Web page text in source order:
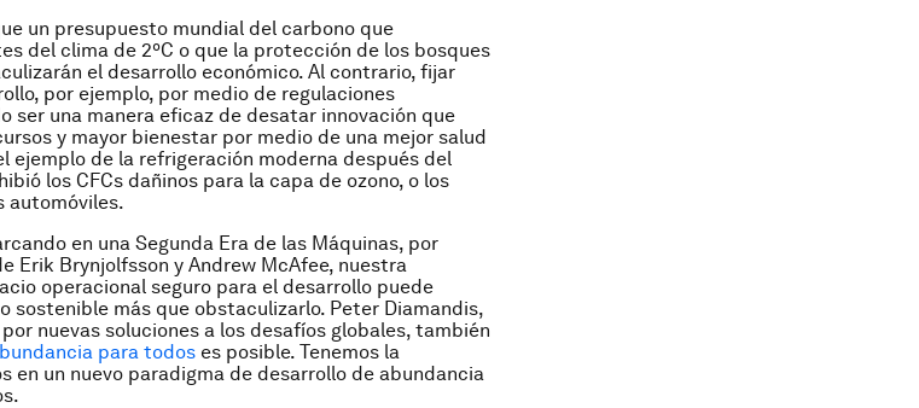
un presupuesto mundial del carbono que
del clima de 2ºC o que la protección de los bosques
el desarrollo económico. Al contrario, fijar
por ejemplo, por medio de regulaciones
ser una manera eficaz de desatar innovación que
y mayor bienestar por medio de una mejor salud
ejemplo de la refrigeración moderna después del
los CFCs dañinos para la capa de ozono, o los
automóviles.
en una Segunda Era de las Máquinas, por
Erik Brynjolfsson y Andrew McAfee, nuestra
operacional seguro para el desarrollo puede
sostenible más que obstaculizarlo. Peter Diamandis,
nuevas soluciones a los desafíos globales, también
para todos es posible. Tenemos la
en un nuevo paradigma de desarrollo de abundancia